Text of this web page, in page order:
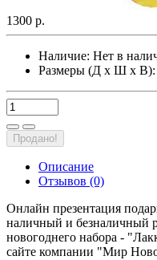
1300 р.
Наличие: Нет в
Размеры (Д х Ш х В):
Продано!
Описание
Отзывов (0)
Онлайн презентация
наличный и безналичный
новогоднего набора -
сайте компании "Мир